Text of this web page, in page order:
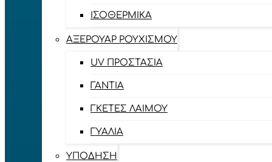
ΙΣΟΘΕΡΜΙΚΆ
ΑΞΕΡΟΥΆΡ ΡΟΥΧΙΣΜΟΎ
UV ΠΡΟΣΤΑΣΊΑ
ΓΆΝΤΙΑ
ΓΚΈΤΕΣ ΛΑΊΜΟΥ
ΓΥΑΛΙΆ
ΥΠΌΔΗΣΗ